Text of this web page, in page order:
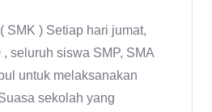
SMK ) Setiap hari jumat,
seluruh siswa SMP, SMA
untuk melaksanakan
sekolah yang